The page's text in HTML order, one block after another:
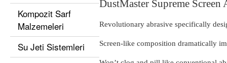
DustMaster Supreme Screen
Revolutionary abrasive specifically
Screen-like composition dramatically
Kompozit Sarf
Malzemeleri
Su Jeti Sistemleri